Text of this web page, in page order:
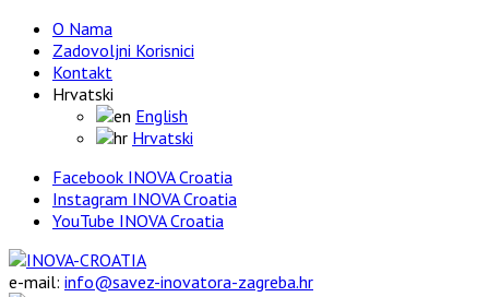
O Nama
Zadovoljni Korisnici
Kontakt
Hrvatski
English
Hrvatski
Facebook INOVA Croatia
Instagram INOVA Croatia
YouTube INOVA Croatia
e-mail: info@savez-inovatora-zagreba.hr